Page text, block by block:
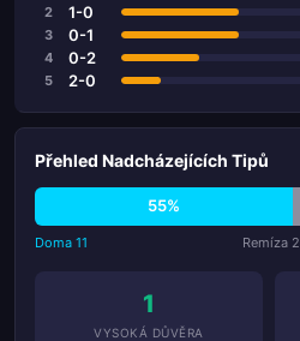
2 1-0
3 0-1
4 0-2
5 2-0
Přehled Nadcházejících Tipů
55%
Doma 11 Remíza 2
1
VYSOKÁ DŮVĚRA